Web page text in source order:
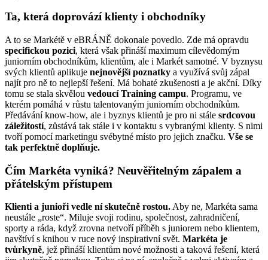
Ta, která doprovází klienty i obchodníky
A to se Markétě v eBRÁNĚ dokonale povedlo. Zde má opravdu
specifickou pozici, která však přináší maximum cílevědomým
juniorním obchodníkům, klientům, ale i Markét samotné. V byznysu
svých klientů aplikuje nejnovější poznatky a využívá svůj zápal
najít pro ně to nejlepší řešení. Má bohaté zkušenosti a je akční. Díky
tomu se stala skvělou vedoucí Training campu. Programu, ve
kterém pomáhá v růstu talentovaným juniorním obchodníkům.
Předávání know-how, ale i byznys klientů je pro ni stále srdcovou
záležitostí, zůstává tak stále i v kontaktu s vybranými klienty. S nimi
tvoří pomocí marketingu svébytné místo pro jejich značku. Vše se
tak perfektně doplňuje.
Čím Markéta vyniká? Neuvěřitelným zápalem a
přátelským přístupem
Klienti a junioři vedle ní skutečně rostou.Aby ne, Markéta sama
neustále „roste“. Miluje svoji rodinu, společnost, zahradničení,
sporty a ráda, když zrovna netvoří příběh s juniorem nebo klientem,
navštíví s knihou v ruce nový inspirativní svět. Markéta je
tvůrkyně, jež přináší klientům nové možnosti a taková řešení, která